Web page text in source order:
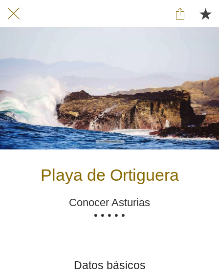
Playa de Ortiguera
Conocer Asturias
• • • • •
Datos básicos